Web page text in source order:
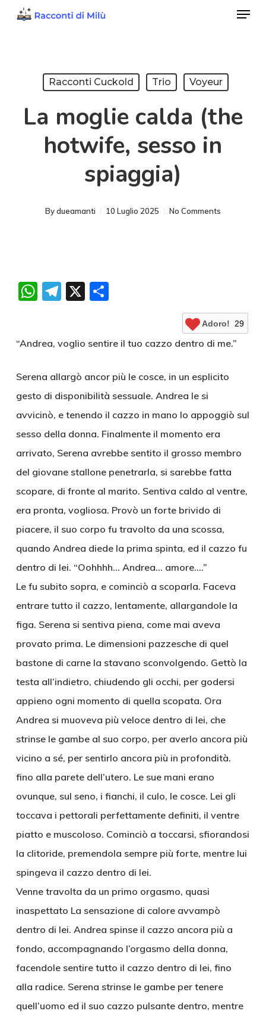
Menu
Racconti Cuckold Trio Voyeur
La moglie calda (the
hotwife, sesso in
spiaggia)
Bydueamanti 10 Luglio 2025 No Comments
WhatsApp
Telegram
X Condividi
Adoro! 29
“Andrea, voglio sentire il tuo cazzo dentro di me.”
Serena allargò ancor più le cosce, in un esplicito
gesto di disponibilità sessuale. Andrea le si
avvicinò, e tenendo il cazzo in mano lo appoggiò sul
sesso della donna. Finalmente il momento era
arrivato, Serena avrebbe sentito il grosso membro
del giovane stallone penetrarla, si sarebbe fatta
scopare, di fronte al marito. Sentiva caldo al ventre,
era pronta, vogliosa. Provò un forte brivido di
piacere, il suo corpo fu travolto da una scossa,
quando Andrea diede la prima spinta, ed il cazzo fu
dentro di lei. “Oohhhh… Andrea… amore….”
Le fu subito sopra, e cominciò a scoparla. Faceva
entrare tutto il cazzo, lentamente, allargandole la
figa. Serena si sentiva piena, come mai aveva
provato prima. Le dimensioni pazzesche di quel
bastone di carne la stavano sconvolgendo. Gettò la
testa all’indietro, chiudendo gli occhi, per godersi
appieno ogni momento di quella scopata. Ora
Andrea si muoveva più veloce dentro di lei, che
strinse le gambe al suo corpo, per averlo ancora più
vicino a sé, per sentirlo ancora più in profondità.
fino alla parete dell’utero. Le sue mani erano
ovunque, sul seno, i fianchi, il culo, le cosce. Lei gli
toccava i pettorali perfettamente definiti, il ventre
piatto e muscoloso. Cominciò a toccarsi, sfiorandosi
la clitoride, premendola sempre più forte, mentre lui
spingeva il cazzo dentro di lei.
Venne travolta da un primo orgasmo, quasi
inaspettato La sensazione di calore avvampò
dentro di lei. Andrea spinse il cazzo ancora più a
fondo, accompagnando l’orgasmo della donna,
facendole sentire tutto il cazzo dentro di lei, fino
alla radice. Serena strinse le gambe per tenere
quell’uomo ed il suo cazzo pulsante dentro, mentre